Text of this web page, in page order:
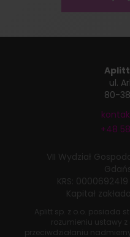
Aplitt
ul.
80-
+48
VII Wydział
KRS: 0000692419
Kapitał
Aplitt sp. z o.o. posiada
rozumieniu ustawy
przeciwdziałaniu